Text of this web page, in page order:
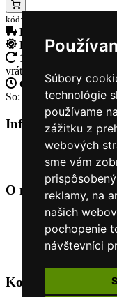
Súbory
technológie
používame
zážitku z
webových
sme vám
reklamy, na
našich
pochopenie
návštevníci
kód:7953907_020
Doprava zadarmo
Rýchle dodanie
14 Dní na vrátenie
vrátiť
Otvorené celý
So: 9:00 - 12:00
Informácie+
O nás
Kontakt
O nás +
Úvod
Obchodné
Nákup na splátky
Odstúpiť od
Kontakt